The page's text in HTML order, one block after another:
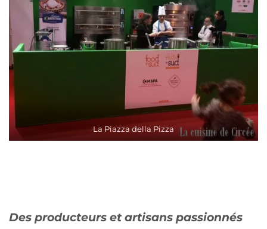
La Piazza della Pizza
Des producteurs et artisans passionnés